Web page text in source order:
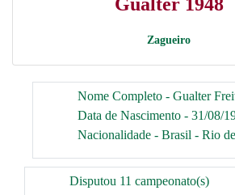
Zagueiro
Nome Completo - Gualter
Data de Nascimento - 31/08/
Nacionalidade - Brasil - Rio
Disputou 11 campeonato(s)